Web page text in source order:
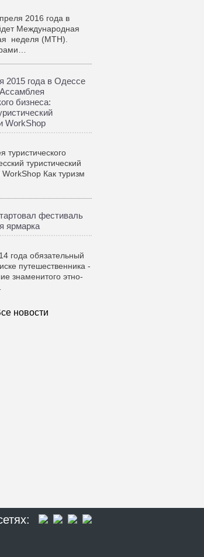
2016 года в
Международная
неделя (МТН).
2015 года в Одессе
бизнеса:
WorkShop
туристического
туристический
Как туризм
фестиваль
ярмарка
года обязательный
путешественника -
знаменитого этно-
новости